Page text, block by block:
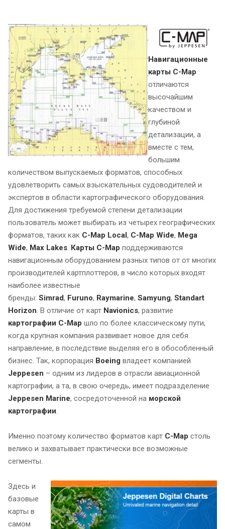
Навигационные
карты C-Map
отличаются
высочайшим
качеством и
глубиной
детализации, а
вместе с тем,
большим
количеством выпускаемых форматов, способных
удовлетворить самых взыскательных судоводителей и
экспертов в области картографического оборудования.
Для достижения требуемой степени детализации
пользователь может выбирать из четырех географических
форматов, таких как C-Map Local, C-Map Wide, Mega
Wide, Max Lakes. Карты C-Map поддерживаются
навигационным оборудованием разных типов от от многих
производителей картплоттеров, в число которых входят
наиболее известные
бренды: Simrad, Furuno, Raymarine, Samyung, Standart
Horizon. В отличие от карт Navionics, развитие
картографии C-Map шло по более классическому пути,
когда крупная компания развивает новое для себя
направление, в последствие выделяя его в обособленный
бизнес. Так, корпорация Boeing владеет компанией
Jeppesen – одним из лидеров в отрасли авиационной
картографии, а та, в свою очередь, имеет подразделение
Jeppesen Marine, сосредоточенной на морской
картографии.
Именно поэтому количество форматов карт C-Map столь
велико и захватывает практически все возможные
сегменты.
Здесь и
базовые
карты в
самом